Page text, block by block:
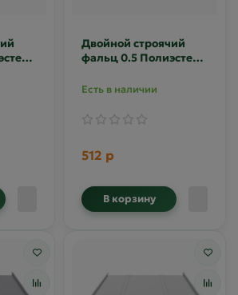
Двойной строячий
фальц 0.5 Полиэстер
Есть в наличии
512 р
В корзину